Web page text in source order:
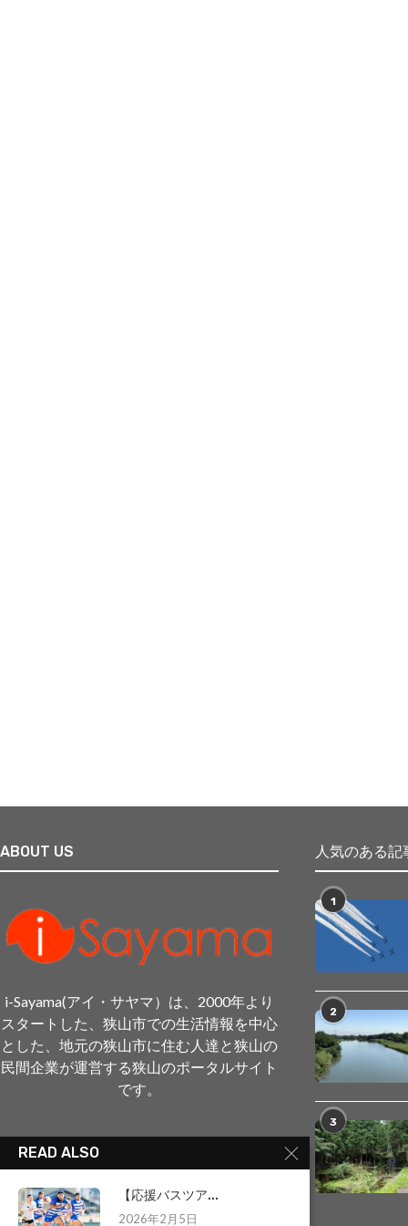
ABOUT US
i-Sayama(アイ・サヤマ）は、2000年より
スタートした、狭山市での生活情報を中心
とした、地元の狭山市に住む人達と狭山の
民間企業が運営する狭山のポータルサイト
です。
人気のある記
1
2
3
READ ALSO
【応援バスツア...
2026年2月5日